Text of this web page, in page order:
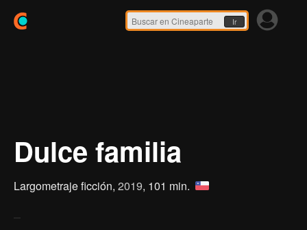
Ir
Dulce familia
Largometraje ficción, 2019, 101 min.